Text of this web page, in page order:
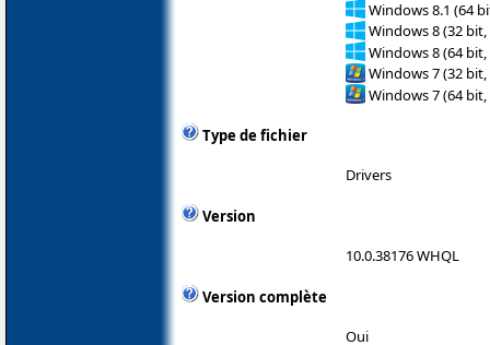
Windows 8.1 (64
Windows 8 (32 bit,
Windows 8 (64 bit,
Windows 7 (32 bit,
Windows 7 (64 bit,
Type de fichier
Drivers
Version
10.0.38176 WHQL
Version complète
Oui